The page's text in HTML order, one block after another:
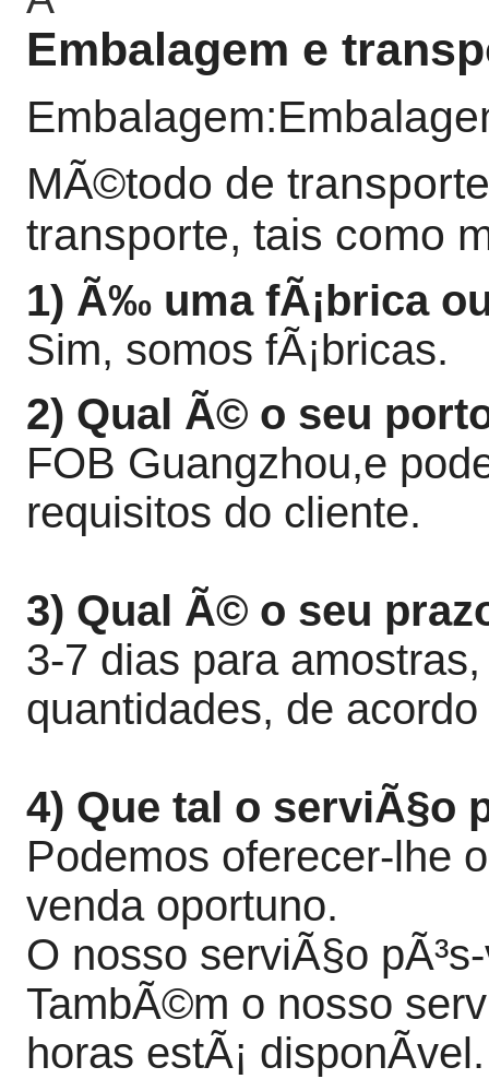
Embalagem e
MÃ©todo de
transporte, tais como
1) Ã‰ uma fÃ¡brica
Sim, somos fÃ¡bricas.
2) Qual Ã© o seu
FOB Guangzhou,e
requisitos do cliente.
3) Qual Ã© o seu
3-7 dias para
quantidades, de
4) Que tal o serviÃ§o
Podemos oferecer-lhe
venda oportuno.
O nosso serviÃ§o
TambÃ©m o nosso
horas estÃ¡ disponÃ­vel.